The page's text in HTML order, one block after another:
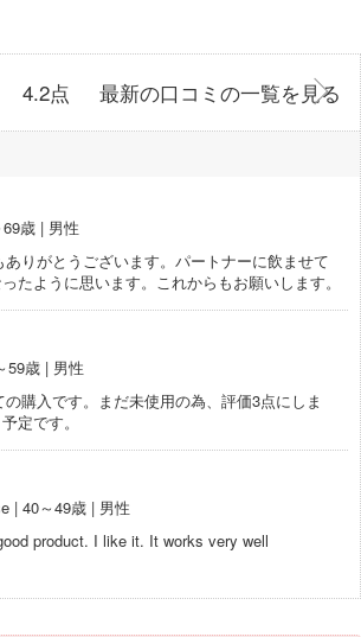
4.2点 最新の口コミの一覧を見る
歳 | 男性
ありがとうございます。パートナーに飲ませて
たように思います。これからもお願いします。
59歳 | 男性
の購入です。まだ未使用の為、評価3点にしま
定です。
| 40～49歳 | 男性
product. I like it. It works very well